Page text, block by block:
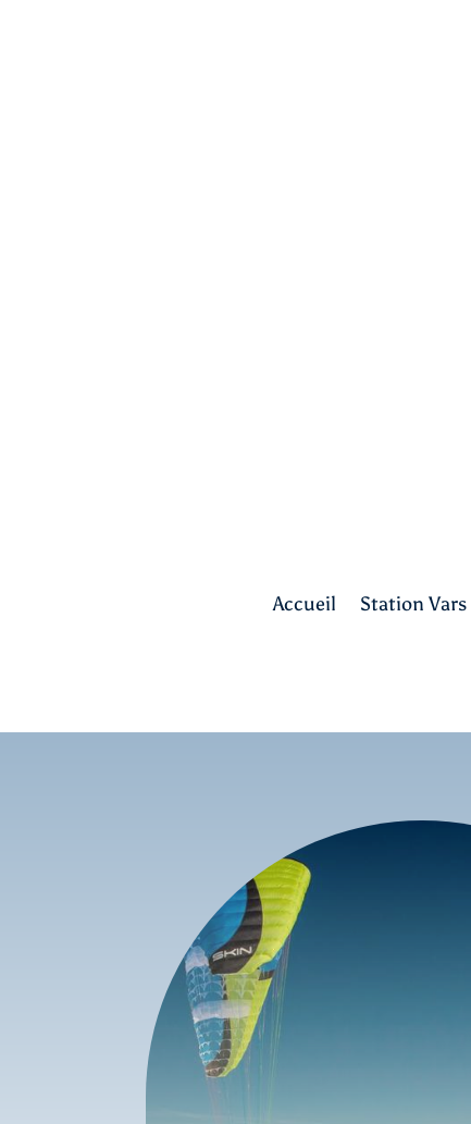
Accueil Station Vars